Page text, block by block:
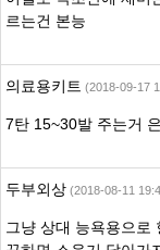
르는건 본능
의료용키트 (2018-09-17
7탄 15~30발 주는거
두부외상 (2018-08-11
그냥 상대 능욕용으로